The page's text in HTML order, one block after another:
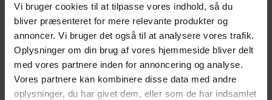
Vi bruger cookies til at tilpasse vores indhold, så du
bliver præsenteret for mere relevante produkter og
annoncer. Vi bruger det også til at analysere vores trafik.
Oplysninger om din brug af vores hjemmeside bliver delt
med vores partnere inden for annoncering og analyse.
Vores partnere kan kombinere disse data med andre
oplysninger, du har givet dem, eller som de har indsamlet
aerodynamikken uden at gå på kompromis med
bevægelsesfriheden. En praktisk lynlås i fuld længde
giver ekstra ventilation, når sveden begynder at
springe, og de bageste lommer har plads til både
energibarer og mobiltelefon. Det diskrete look med
rene linjer gør denne jersey perfekt til både
motionister og mere erfarne cyklister.